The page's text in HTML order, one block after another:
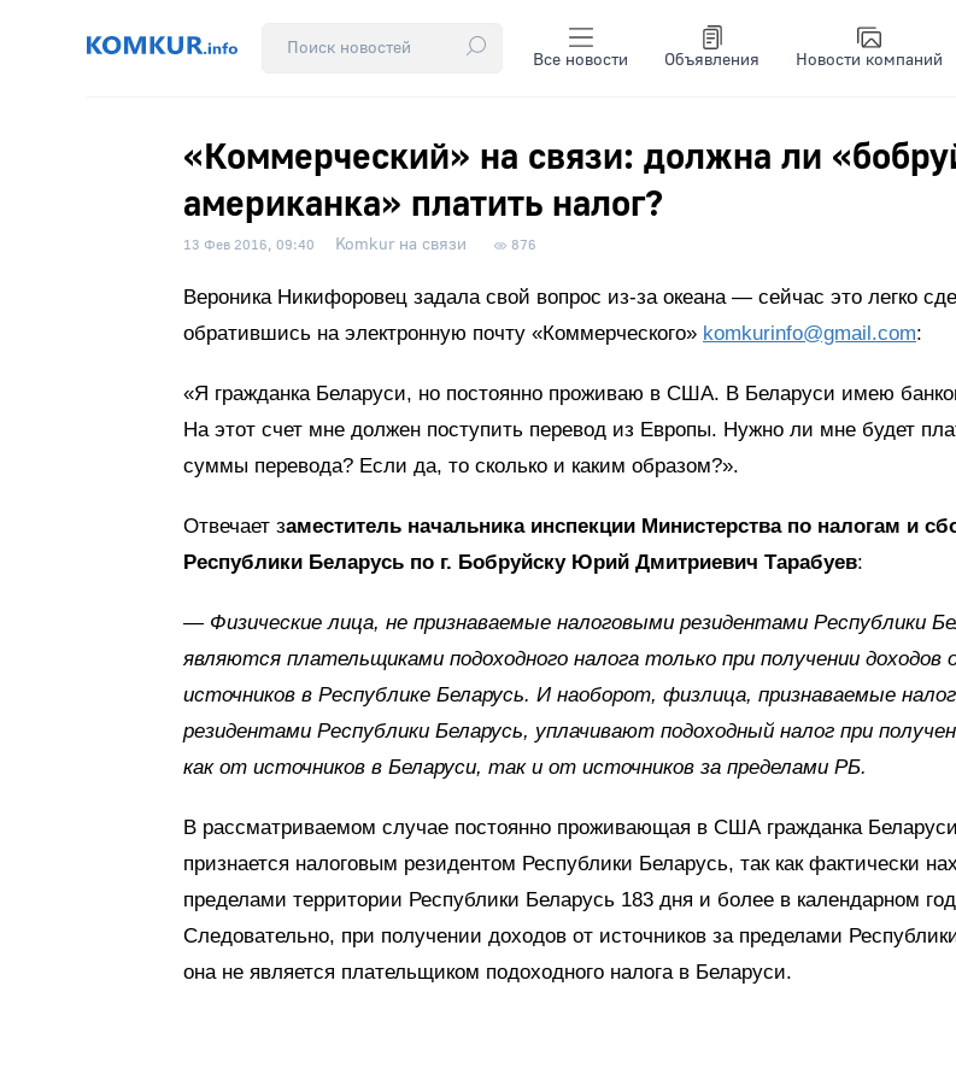
Все новости Объявления Новости компаний
«Коммерческий» на связи: должна ли
американка» платить налог?
13 Фев 2016, 09:40 Komkur на связи 876
Вероника Никифоровец задала свой вопрос из-за океана — сейчас это легко
обратившись на электронную почту «Коммерческого» komkurinfo@gmail.com:
«Я гражданка Беларуси, но постоянно проживаю в США. В Беларуси имею
На этот счет мне должен поступить перевод из Европы. Нужно ли мне будет
суммы перевода? Если да, то сколько и каким образом?».
Отвечает заместитель начальника инспекции Министерства по налогам и
Республики Беларусь по г. Бобруйску Юрий Дмитриевич Тарабуев:
— Физические лица, не признаваемые налоговыми резидентами Республики
являются плательщиками подоходного налога только при получении доходов
источников в Республике Беларусь. И наоборот, физлица, признаваемые
резидентами Республики Беларусь, уплачивают подоходный налог при
как от источников в Беларуси, так и от источников за пределами РБ.
В рассматриваемом случае постоянно проживающая в США гражданка
признается налоговым резидентом Республики Беларусь, так как фактически
пределами территории Республики Беларусь 183 дня и более в календарном
Следовательно, при получении доходов от источников за пределами
она не является плательщиком подоходного налога в Беларуси.